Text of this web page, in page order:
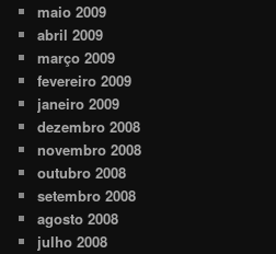
maio 2009
abril 2009
março 2009
fevereiro 2009
janeiro 2009
dezembro 2008
novembro 2008
outubro 2008
setembro 2008
agosto 2008
julho 2008